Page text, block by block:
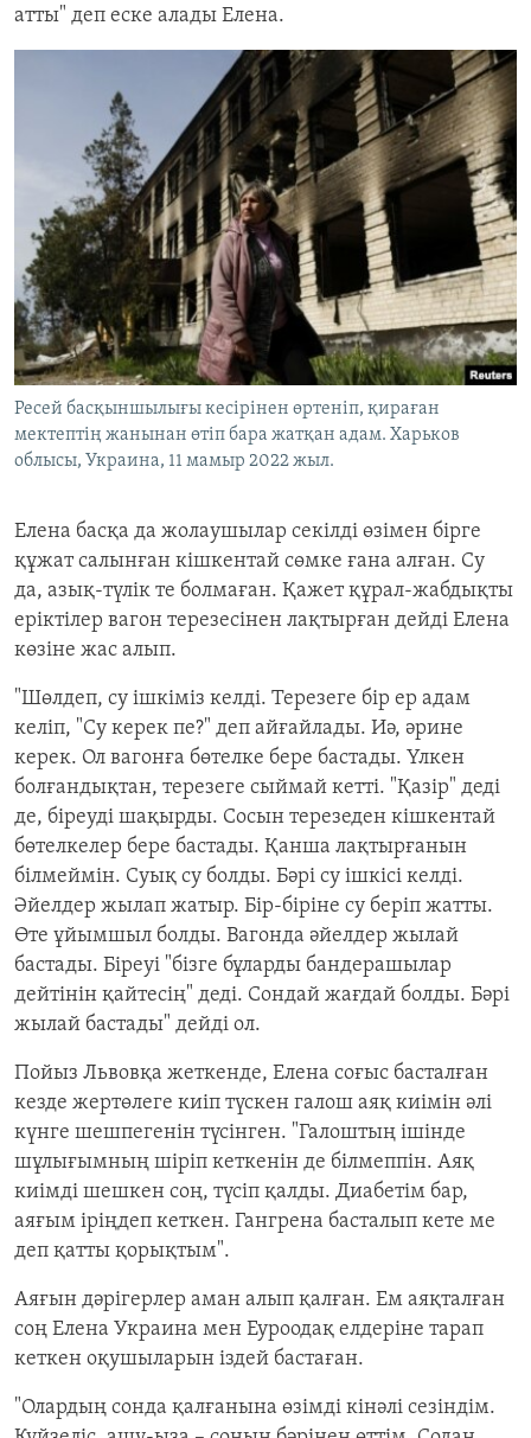
атты" деп еске алады Елена.
Ресей басқыншылығы кесірінен өртеніп, қираған
мектептің жанынан өтіп бара жатқан адам. Харьков
облысы, Украина, 11 мамыр 2022 жыл.
Елена басқа да жолаушылар секілді өзімен бірге
құжат салынған кішкентай сөмке ғана алған. Су
да, азық-түлік те болмаған. Қажет құрал-жабдықты
еріктілер вагон терезесінен лақтырған дейді Елена
көзіне жас алып.
"Шөлдеп, су ішкіміз келді. Терезеге бір ер адам
келіп, "Су керек пе?" деп айғайлады. Иә, әрине
керек. Ол вагонға бөтелке бере бастады. Үлкен
болғандықтан, терезеге сыймай кетті. "Қазір" деді
де, біреуді шақырды. Сосын терезеден кішкентай
бөтелкелер бере бастады. Қанша лақтырғанын
білмеймін. Суық су болды. Бәрі су ішкісі келді.
Әйелдер жылап жатыр. Бір-біріне су беріп жатты.
Өте ұйымшыл болды. Вагонда әйелдер жылай
бастады. Біреуі "бізге бұларды бандерашылар
дейтінін қайтесің" деді. Сондай жағдай болды. Бәрі
жылай бастады" дейді ол.
Пойыз Львовқа жеткенде, Елена соғыс басталған
кезде жертөлеге киіп түскен галош аяқ киімін әлі
күнге шешпегенін түсінген. "Галоштың ішінде
шұлығымның шіріп кеткенін де білмеппін. Аяқ
киімді шешкен соң, түсіп қалды. Диабетім бар,
аяғым іріңдеп кеткен. Гангрена басталып кете ме
деп қатты қорықтым".
Аяғын дәрігерлер аман алып қалған. Ем аяқталған
соң Елена Украина мен Еуроодақ елдеріне тарап
кеткен оқушыларын іздей бастаған.
"Олардың сонда қалғанына өзімді кінәлі сезіндім.